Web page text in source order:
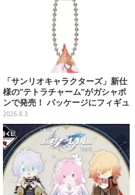
「サンリオキャラクターズ」新仕
様の“テトラチャーム”がガシャポ
ンで発売！ パッケージにフィギュ
ア＆小物パーツが入った全6種
2026.8.3